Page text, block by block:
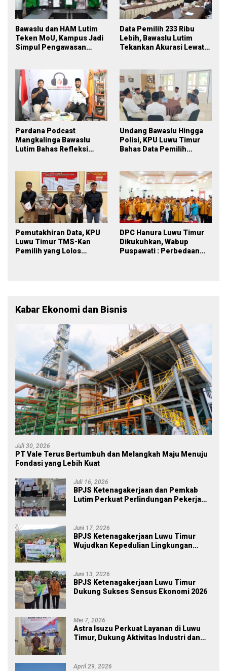
Bawaslu dan HAM Lutim
Teken MoU, Kampus Jadi
Simpul Pengawasan
Data Pemilih 233 Ribu
Lebih, Bawaslu Lutim
Tekankan Akurasi Lewat
Perdana Podcast
Mangkalinga Bawaslu
Lutim Bahas Refleksi
Undang Bawaslu Hingga
Polisi, KPU Luwu Timur
Bahas Data Pemilih
Pemutakhiran Data, KPU
Luwu Timur TMS-Kan
Pemilih yang Lolos
DPC Hanura Luwu Timur
Dikukuhkan, Wabup
Puspawati : Perbedaan
Kabar Ekonomi dan Bisnis
Juli 30, 2026
PT Vale Terus Bertumbuh dan Melangkah Maju Menuju
Fondasi yang Lebih Kuat
Juli 16, 2026
BPJS Ketenagakerjaan dan Pemkab
Lutim Perkuat Perlindungan Pekerja
Juni 17, 2026
BPJS Ketenagakerjaan Luwu Timur
Wujudkan Kepedulian Lingkungan
Juni 13, 2026
BPJS Ketenagakerjaan Luwu Timur
Dukung Sukses Sensus Ekonomi 2026
Mei 7, 2026
Astra Isuzu Perkuat Layanan di Luwu
Timur, Dukung Aktivitas Industri dan
April 29, 2026